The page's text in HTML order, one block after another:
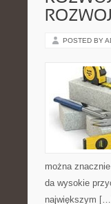
POSTED BY
można
da wysokie
największym